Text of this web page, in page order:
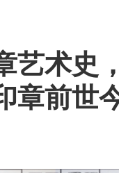
艺术史
章前世